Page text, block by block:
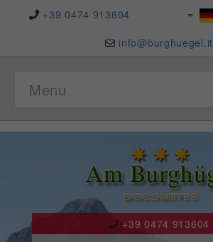
+39 0474 913604
info@burghuegel.it
Menu
+39 0474 913604